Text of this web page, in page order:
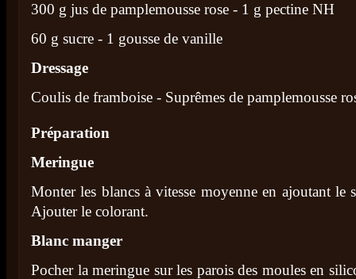
300 g jus de pamplemousse rose - 1 g pectine NH
60 g sucre - 1 gousse de vanille
Dressage
Coulis de framboise - Suprêmes de pamplemousse
Préparation
Meringue
Monter les blancs à vitesse moyenne en ajoutant le
Ajouter le colorant.
Blanc manger
Pocher la meringue sur les parois des moules en